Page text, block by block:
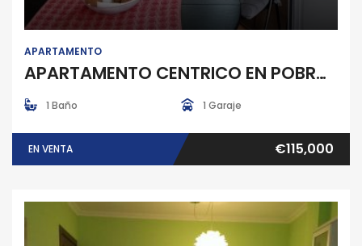
APARTAMENTO
APARTAMENTO CENTRICO EN POBRA DO CARAMIÑAL
1 Baño 1 Garaje
EN VENTA €115,000